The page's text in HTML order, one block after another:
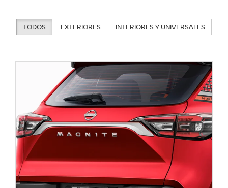
TODOS EXTERIORES INTERIORES Y UNIVERSALES